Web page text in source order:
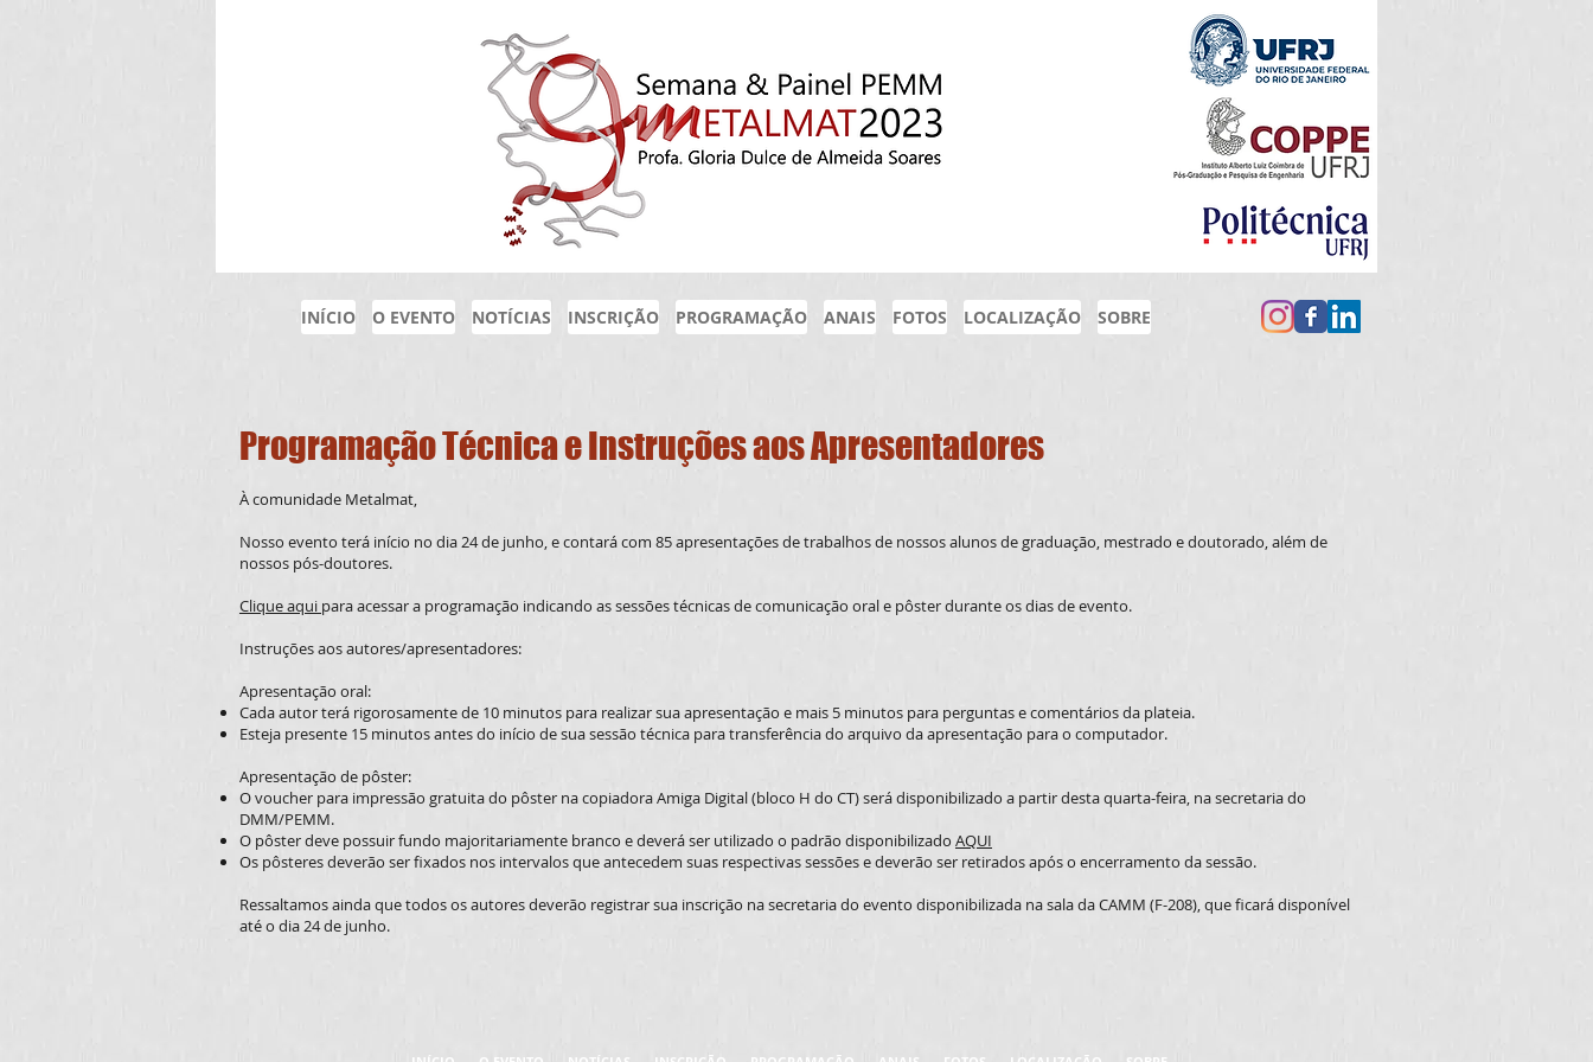
INÍCIO O EVENTO NOTÍCIAS INSCRIÇÃO PROGRAMAÇÃO ANAIS FOTOS LOCALIZAÇÃO SOBRE
Programação Técnica e Instruções aos Apresentadores
À comunidade Metalmat,
Nosso evento terá início no dia 24 de junho, e contará com 85 apresentações de trabalhos de nossos alunos de graduação, mestrado e doutorado, além de
nossos pós-doutores.
Clique aqui para acessar a programação indicando as sessões técnicas de comunicação oral e pôster durante os dias de evento.
Instruções aos autores/apresentadores:
Apresentação oral:
Cada autor terá rigorosamente de 10 minutos para realizar sua apresentação e mais 5 minutos para perguntas e comentários da plateia.
Esteja presente 15 minutos antes do início de sua sessão técnica para transferência do arquivo da apresentação para o computador.
Apresentação de pôster:
O voucher para impressão gratuita do pôster na copiadora Amiga Digital (bloco H do CT) será disponibilizado a partir desta quarta-feira, na secretaria do
DMM/PEMM.
O pôster deve possuir fundo majoritariamente branco e deverá ser utilizado o padrão disponibilizado AQUI
Os pôsteres deverão ser fixados nos intervalos que antecedem suas respectivas sessões e deverão ser retirados após o encerramento da sessão.
Ressaltamos ainda que todos os autores deverão registrar sua inscrição na secretaria do evento disponibilizada na sala da CAMM (F-208), que ficará disponível
até o dia 24 de junho.